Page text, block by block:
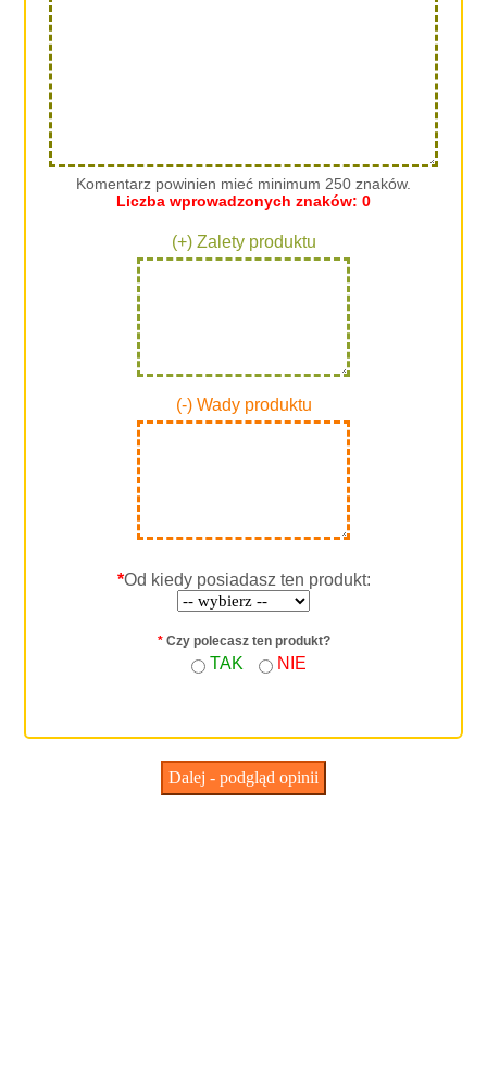
Komentarz powinien mieć minimum 250 znaków.
Liczba wprowadzonych znaków: 0
(+) Zalety produktu
(-) Wady produktu
*Od kiedy posiadasz ten produkt:
*Czy polecasz ten produkt?
TAK NIE